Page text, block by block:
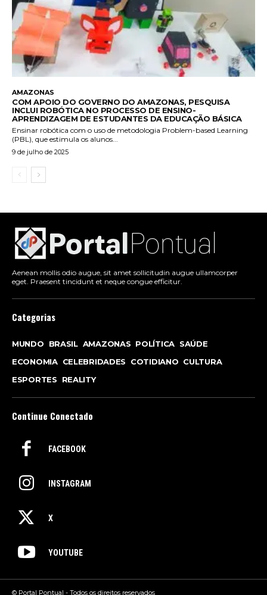
AMAZONAS
COM APOIO DO GOVERNO DO AMAZONAS, PESQUISA
INCLUI ROBÓTICA NO PROCESSO DE ENSINO-
APRENDIZAGEM DE ESTUDANTES DA EDUCAÇÃO BÁSICA
Ensinar robótica com o uso de metodologia Problem-based Learning
(PBL), que estimula os alunos...
9 de julho de 2025
Aenean mollis odio augue, sit amet sollicitudin augue ullamcorper
eget. Praesent tincidunt et neque congue efficitur.
Categorias
MUNDO BRASIL AMAZONAS POLÍTICA SAÚDE
ECONOMIA CELEBRIDADES COTIDIANO CULTURA
ESPORTES
REALITY
Continue Conectado
FACEBOOK
INSTAGRAM
X
YOUTUBE
© Portal Pontual - Todos os direitos reservados